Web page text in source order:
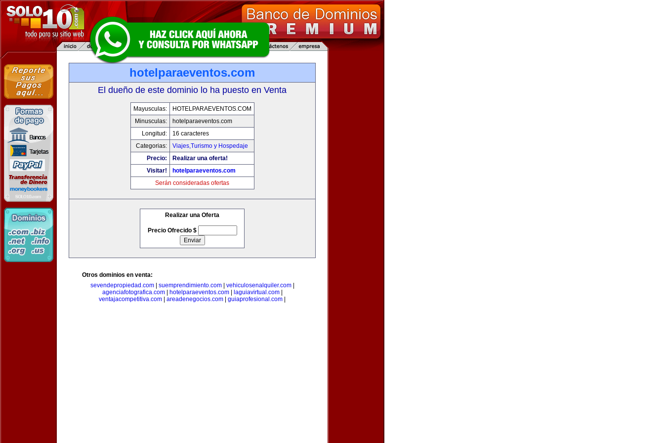
hotelparaeventos.com
El dueño de este dominio lo ha puesto en Venta
Mayusculas:
HOTELPARAEVENTOS.COM
Minusculas:
hotelparaeventos.com
Longitud:
16 caracteres
Categorias:
Viajes,Turismo y Hospedaje
Precio:
Realizar una oferta!
Visitar!
hotelparaeventos.com
Serán consideradas ofertas
Realizar una Oferta
Precio Ofrecido $
Otros dominios en venta:
sevendepropiedad.com| suemprendimiento.com| vehiculosenalquiler.com|
agenciafotografica.com| hotelparaeventos.com| laguiavirtual.com|
ventajacompetitiva.com
areadenegocios.com guiaprofesional.com